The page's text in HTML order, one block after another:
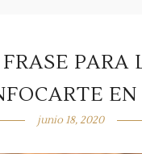
PARA
junio 18, 2020